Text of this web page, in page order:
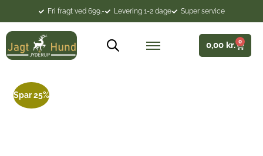
Fri fragt ved 699.- Levering 1-2 dage Super service
0,00 kr. 0
Spar 25%